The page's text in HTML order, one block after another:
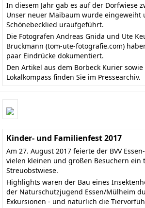
In diesem Jahr gab es auf der Dorfwiese
Unser neuer Maibaum wurde eingeweiht
Schönebecklied uraufgeführt.
Die Fotografen Andreas Gnida und Ute
Bruckmann (tom-ute-fotografie.com)
paar Eindrücke dokumentiert.
Den Artikel aus dem Borbeck Kurier sowie
Lokalkompass finden Sie im Pressearchiv.
Kinder- und Familienfest 2017
Am 27. August 2017 feierte der BVV
vielen kleinen und großen Besuchern ein
Streuobstwiese.
Highlights waren der Bau eines
der Naturschutzjugend Essen/Mülheim
Exkursionen - und natürlich die